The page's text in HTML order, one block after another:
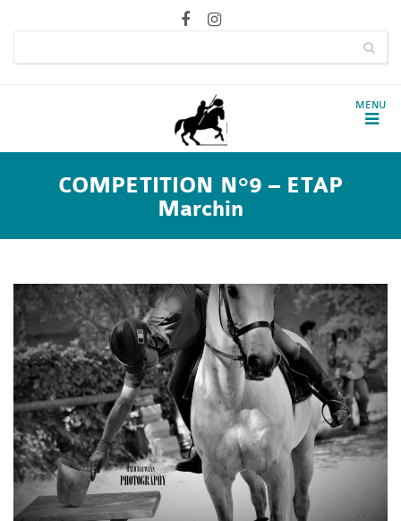
COMPETITION N°9 – ETAP
Marchin